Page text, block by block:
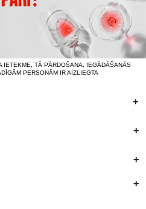
IETEKME, TĀ PĀRDOŠANA, IEGĀDĀŠANĀS
PERSONĀM IR AIZLIEGTA